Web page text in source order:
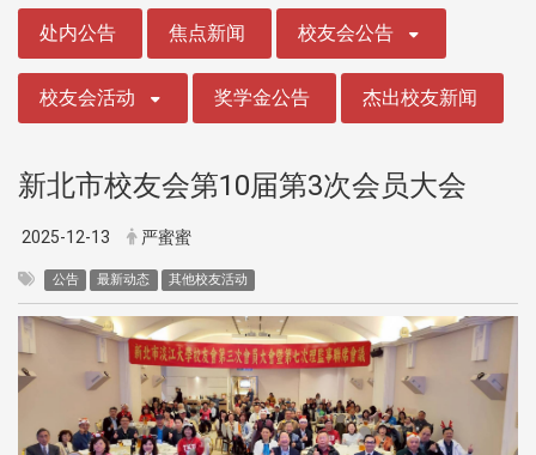
处内公告 焦点新闻 校友会公告
校友会活动 奖学金公告 杰出校友新闻
新北市校友会第10届第3次会员大会
2025-12-13 严蜜蜜
公告 最新动态 其他校友活动